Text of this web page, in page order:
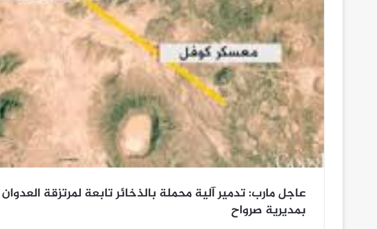
عاجل مارب: تدمير آلية محملة بالذخائر تابعة لمرتزقة
بمديرية صرواح